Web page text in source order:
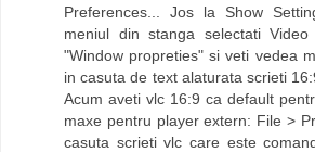
Preferences... Jos la Show
meniul din stanga selectati
"Window propreties" si veti vedea
in casuta de text alaturata scrieti
Acum aveti vlc 16:9 ca default
maxe pentru player extern: File >
casuta scrieti vlc care este